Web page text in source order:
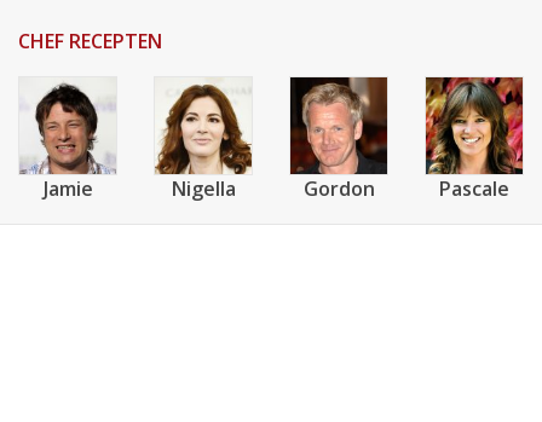
CHEF RECEPTEN
Jamie Nigella Gordon Pascale